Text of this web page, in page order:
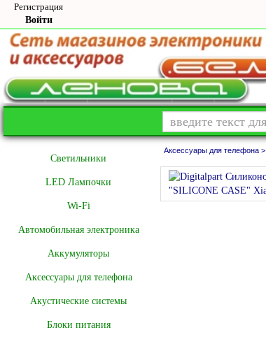
Регистрация
Войти
Cветильники
LED Лампочки
Wi-Fi
Автомобильная электроника
Аккумуляторы
Аксессуары для телефона
Акустические системы
Блоки питания
Аксессуары для телефона >